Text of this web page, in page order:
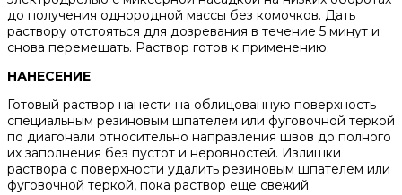
до получения однородной массы без комочков. Дать
раствору отстояться для дозревания в течение 5 минут и
снова перемешать. Раствор готов к применению.
НАНЕСЕНИЕ
Готовый раствор нанести на облицованную поверхность
специальным резиновым шпателем или фуговочной теркой
по диагонали относительно направления швов до полного
их заполнения без пустот и неровностей. Излишки
раствора с поверхности удалить резиновым шпателем или
фуговочной теркой, пока раствор еще свежий.